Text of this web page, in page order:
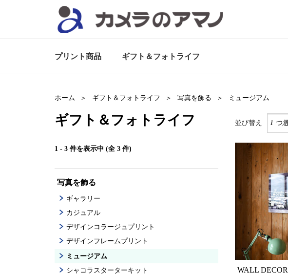
プリント商品 ギフト＆フォトライフ
ホーム ギフト＆フォトライフ 写真を飾る ミュージアム
ギフト＆ フォトライフ
1 - 3 件を表示中 (全 3 件)
写真を飾る
ギャラリー
カジュアル
デザインコラージュプリント
デザインフレームプリント
ミュージアム
シャコラスターターキット
並び替え
WALL